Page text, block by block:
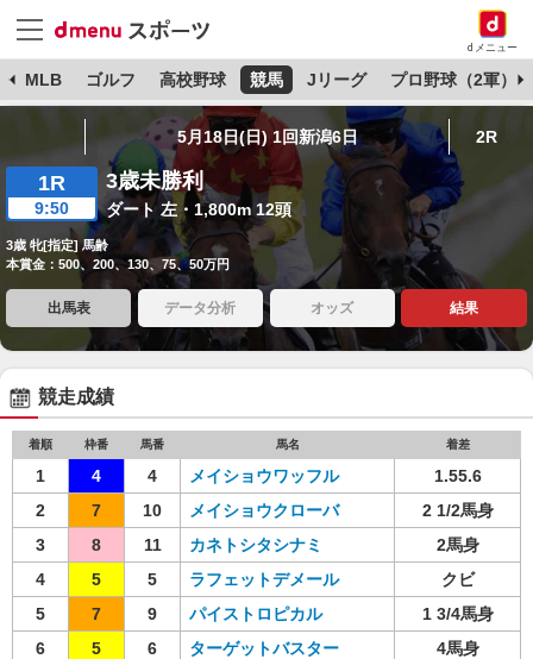
dメニュー
MLB ゴルフ 高校野球 競馬 Jリーグ プロ野球（2軍）
5月18日(日) 1回新潟6日 2R
1R
9:50
3歳未勝利
ダート 左・1,800m 12頭
3歳 牝[指定] 馬齢
本賞金：500、200、130、75、50万円
出馬表 データ分析 オッズ 結果
競走成績
着順 枠番 馬番 馬名 着差
1 4 4 メイショウワッフル
1.55.6
2
7 10 メイショウクローバ
2 1/2馬身
3
8 11 カネトシタシナミ
2馬身
4
5 5 ラフェットデメール
クビ
5
7 9 パイストロピカル
1 3/4馬身
6
5 6 ターゲットバスター
4馬身